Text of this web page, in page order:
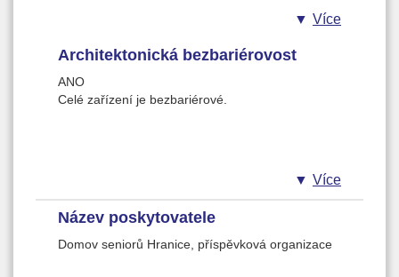
kopírování textu (úhrada formátu A4 černobílý tisk
pevného připojení k internetu - 20 Kč/měsíc).
Více
Architektonická bezbariérovost
ANO
Celé zařízení je bezbariérové.
Více
Název poskytovatele
Domov seniorů Hranice, příspěvková organizace